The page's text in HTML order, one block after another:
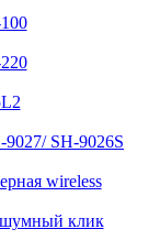
SH-9026S
wireless
клик